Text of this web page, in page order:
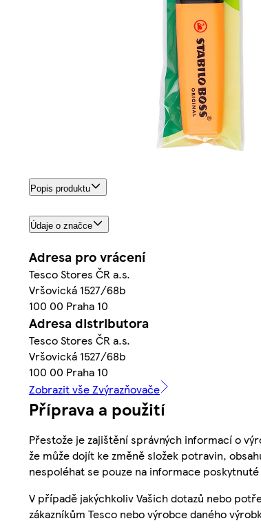
Popis produktu
Údaje o značce
Adresa pro vrácení
Tesco Stores ČR a.s.
Vršovická 1527/68b
100 00 Praha 10
Adresa distributora
Tesco Stores ČR a.s.
Vršovická 1527/68b
100 00 Praha 10
Zobrazit vše Zvýrazňovače
Příprava a použití
Přestože je zajištění správných informací o
že může dojít ke změně složek potravin,
nespoléhat se pouze na informace
V případě jakýchkoliv Vašich dotazů nebo
zákazníkům Tesco nebo výrobce daného